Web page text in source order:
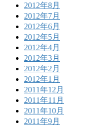
2012年8月
2012年7月
2012年6月
2012年5月
2012年4月
2012年3月
2012年2月
2012年1月
2011年12月
2011年11月
2011年10月
2011年9月